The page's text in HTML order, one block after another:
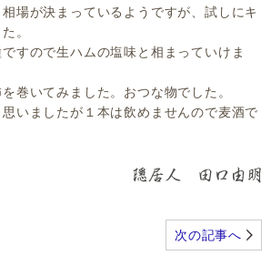
場が決まっているようですが、試しにキ
。
すので生ハムの塩味と相まっていけま
巻いてみました。おつな物でした。
いましたが１本は飲めませんので麦酒で
次の記事へ